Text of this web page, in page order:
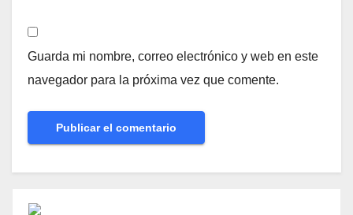
Guarda mi nombre, correo electrónico y web en este
navegador para la próxima vez que comente.